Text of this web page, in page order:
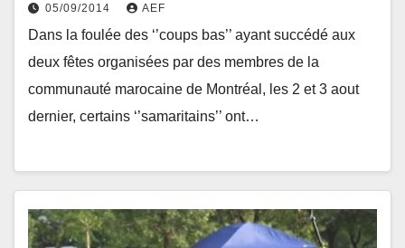
05/09/2014 AEF
Dans la foulée des ‘’coups bas’’ ayant succédé aux
deux fêtes organisées par des membres de la
communauté marocaine de Montréal, les 2 et 3 aout
dernier, certains ‘’samaritains’’ ont…